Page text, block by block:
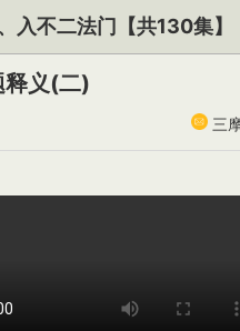
入不二法门【共130集】
义(二)
三